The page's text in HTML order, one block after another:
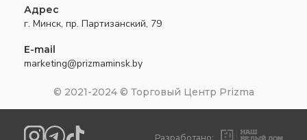
Адрес
г. Минск, пр. Партизанский, 79
E-mail
marketing@prizmaminsk.by
© 2021-2024 © Торговый Центр Prizma
Разработано: